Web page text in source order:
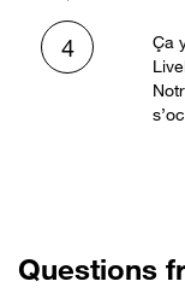
4
Ça
Questions